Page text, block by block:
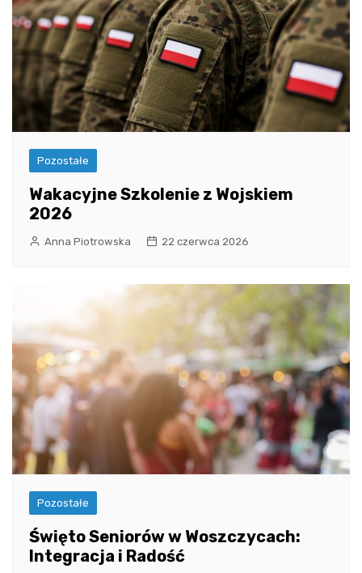
Pozostałe
Wakacyjne Szkolenie z Wojskiem
2026
Anna Piotrowska 22 czerwca 2026
Pozostałe
Święto Seniorów w Woszczycach:
Integracja i Radość